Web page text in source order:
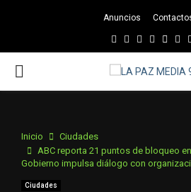
Anuncios
Facebook
TwitterInstagramEmail
PRIMARY
Inicio
Ciudades
ABC reporta 21 puntos de bloqueo
Gobierno impulsa diálogo con
Ciudades